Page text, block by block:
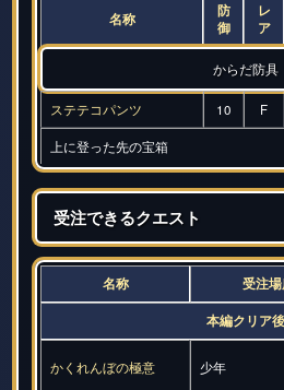
名称
防
御
レ
ア
からだ防具
ステテコパンツ 10 F
上に登った先の宝箱
受注できるクエスト
名称 受注
本編クリア後
かくれんぼの極意 少年